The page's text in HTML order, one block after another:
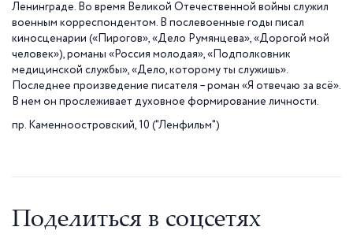
Ленинграде. Во время Великой Отечественной войны служил
военным корреспондентом. В послевоенные годы писал
киносценарии («Пирогов», «Дело Румянцева», «Дорогой мой
человек»), романы «Россия молодая», «Подполковник
медицинской службы», «Дело, которому ты служишь».
Последнее произведение писателя – роман «Я отвечаю за всё».
В нем он прослеживает духовное формирование личности.
пр. Каменноостровский, 10 ("Ленфильм")
Поделиться в соцсетях